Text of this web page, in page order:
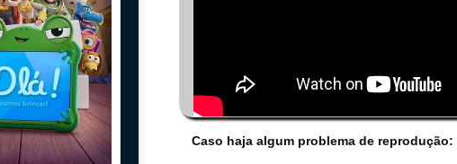
Caso haja algum problema de reprodução: